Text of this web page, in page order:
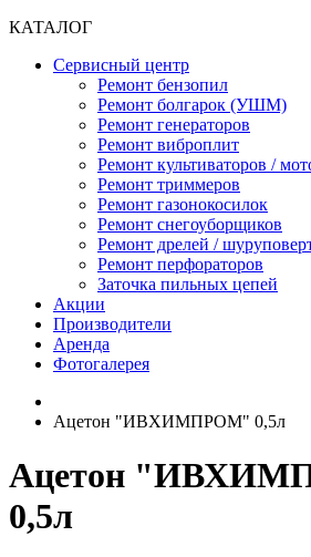
КАТАЛОГ
Сервисный центр
Ремонт бензопил
Ремонт болгарок (УШМ)
Ремонт генераторов
Ремонт виброплит
Ремонт культиваторов /
Ремонт триммеров
Ремонт газонокосилок
Ремонт снегоуборщиков
Ремонт дрелей /
Ремонт перфораторов
Заточка пильных цепей
Акции
Производители
Аренда
Фотогалерея
Ацетон "ИВХИМПРОМ" 0,5л
Ацетон
0,5л